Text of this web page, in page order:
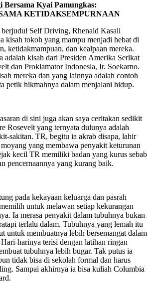
Bersama Kyai Pamungkas:
KETIDAKSEMPURNAAN
Self Driving, Rhenald Kasali
kisah tokoh yang mampu menjadi hebat di
ketidakmampuan, dan kealpaan mereka.
adalah kisah dari Presiden Amerika Serikat
dan Proklamator Indonesia, Ir. Soekarno.
mereka dan yang lainnya adalah contoh
petik hikmahnya dalam menjalani hidup.
di sini juga akan saya ceritakan sedikit
Rosevelt yang ternyata dulunya adalah
sakitan. TR, begitu ia akrab disapa, lahir
yang membawa penyakit keturunan
kecil TR memiliki badan yang kurus sebab
pencernaannya yang kurang baik.
pada kekayaan keluarga dan pasrah
untuk melawan setiap kekurangan
Ia merasa penyakit dalam tubuhnya bukan
terlalu dalam. Tubuhnya yang lemah itu
untuk membuatnya lebih bersemangat dalam
harinya terisi dengan latihan ringan
tubuhnya lebih bugar. Tak putus ia
tidak bisa di sekolah formal dan harus
Sampai akhirnya ia bisa kuliah Columbia